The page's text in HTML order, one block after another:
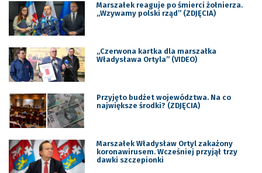
Marszałek reaguje po śmierci żołnierza.
„Wzywamy polski rząd” (ZDJĘCIA)
„Czerwona kartka dla marszałka
Władysława Ortyla” (VIDEO)
Przyjęto budżet województwa. Na co
największe środki? (ZDJĘCIA)
Marszałek Władysław Ortyl zakażony
koronawirusem. Wcześniej przyjął trzy
dawki szczepionki